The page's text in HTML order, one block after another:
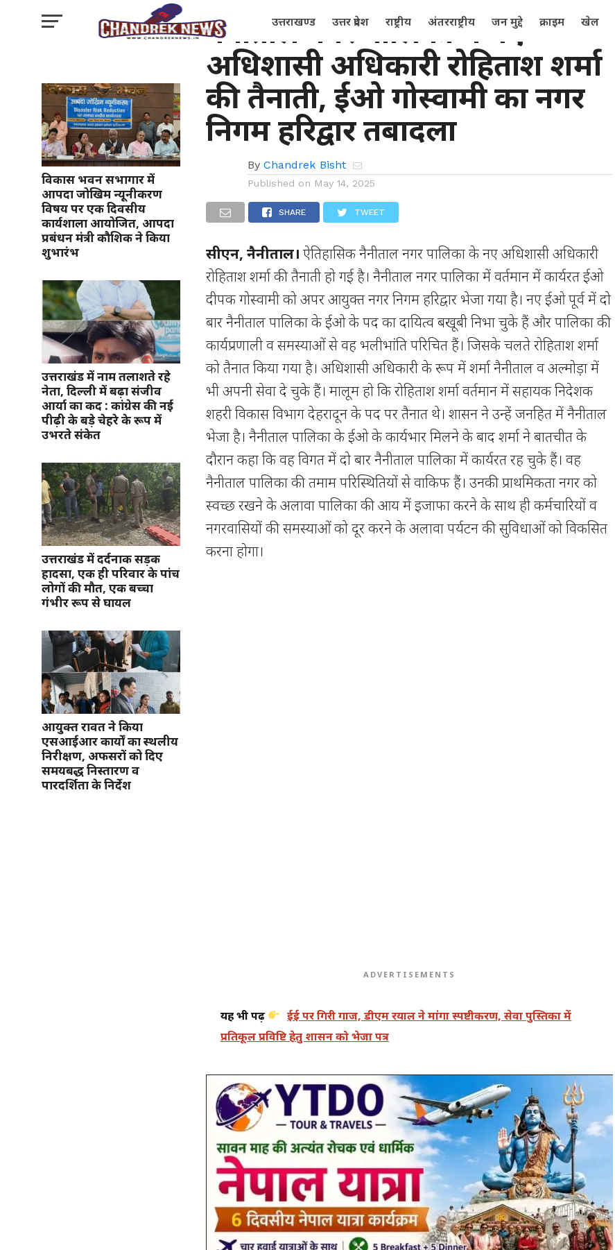
उत्तराखण्ड उत्तर प्रदेश राष्ट्रीय अंतरराष्ट्रीय जन मुद्दे क्राइम खेल
विकास भवन सभागार में
आपदा जोखिम न्यूनीकरण
विषय पर एक दिवसीय
कार्यशाला आयोजित, आपदा
प्रबंधन मंत्री कौशिक ने किया
शुभारंभ
उत्तराखंड में नाम तलाशते रहे
नेता, दिल्ली में बढ़ा संजीव
आर्या का कद : कांग्रेस की नई
पीढ़ी के बड़े चेहरे के रूप में
उभरते संकेत
उत्तराखंड में दर्दनाक सड़क
हादसा, एक ही परिवार के पांच
लोगों की मौत, एक बच्चा
गंभीर रूप से घायल
आयुक्त रावत ने किया
एसआईआर कार्यों का स्थलीय
निरीक्षण, अफसरों को दिए
समयबद्ध निस्तारण व
पारदर्शिता के निर्देश
नैनीताल नगर पालिका में नए
अधिशासी अधिकारी रोहिताश शर्मा
की तैनाती, ईओ गोस्वामी का नगर
निगम हरिद्वार तबादला
By Chandrek Bisht
Published on May 14, 2025
SHARE TWEET
सीएन, नैनीताल।ऐतिहासिक नैनीताल नगर पालिका के नए अधिशासी अधिकारी
रोहिताश शर्मा की तैनाती हो गई है। नैनीताल नगर पालिका में वर्तमान में कार्यरत ईओ
दीपक गोस्वामी को अपर आयुक्त नगर निगम हरिद्वार भेजा गया है। नए ईओ पूर्व में दो
बार नैनीताल पालिका के ईओ के पद का दायित्व बखूबी निभा चुके हैं और पालिका की
कार्यप्रणाली व समस्याओं से वह भलीभांति परिचित हैं। जिसके चलते रोहिताश शर्मा
को तैनात किया गया है। अधिशासी अधिकारी के रूप में शर्मा नैनीताल व अल्मोड़ा में
भी अपनी सेवा दे चुके हैं। मालूम हो कि रोहिताश शर्मा वर्तमान में सहायक निदेशक
शहरी विकास विभाग देहरादून के पद पर तैनात थे। शासन ने उन्हें जनहित में नैनीताल
भेजा है। नैनीताल पालिका के ईओ के कार्यभार मिलने के बाद शर्मा ने बातचीत के
दौरान कहा कि वह विगत में दो बार नैनीताल पालिका में कार्यरत रह चुके हैं। वह
नैनीताल पालिका की तमाम परिस्थितियों से वाकिफ हैं। उनकी प्राथमिकता नगर को
स्वच्छ रखने के अलावा पालिका की आय में इजाफा करने के साथ ही कर्मचारियों व
नगरवासियों की समस्याओं को दूर करने के अलावा पर्यटन की सुविधाओं को विकसित
करना होगा।
ADVERTISEMENTS
यह भी पढ़ें
ईई पर गिरी गाज, डीएम रयाल ने मांगा स्पष्टीकरण, सेवा पुस्तिका में
प्रतिकूल प्रविष्टि हेतु शासन को भेजा पत्र